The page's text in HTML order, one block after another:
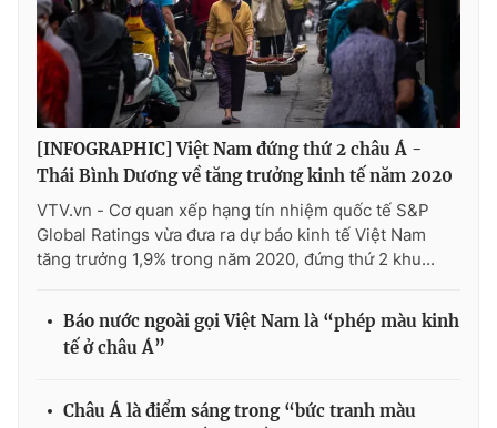
Ðiện thoại Thời báo VTV: 024.66 897 897
Email:toasoan@vtv.vn
Liên hệ quảng cáo:024-7300.7108
thuận bằng văn bản. Ghi rõ nguồn VTV.vn khi phát hành lại
[INFOGRAPHIC] Việt Nam đứng thứ 2 châu Á -
Thái Bình Dương về tăng trưởng kinh tế năm 2020
VTV.vn - Cơ quan xếp hạng tín nhiệm quốc tế S&P
Global Ratings vừa đưa ra dự báo kinh tế Việt Nam
tăng trưởng 1,9% trong năm 2020, đứng thứ 2 khu...
Báo nước ngoài gọi Việt Nam là “phép màu kinh
tế ở châu Á”
Châu Á là điểm sáng trong “bức tranh màu